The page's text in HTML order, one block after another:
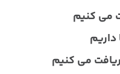
می کنیم
می کنیم